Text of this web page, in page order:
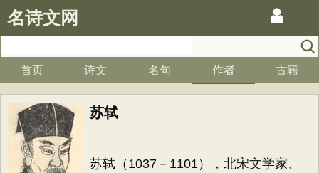
名诗文网
首页 诗文 名句 作者 古籍
苏轼
苏轼（1037－1101），北宋文学家、